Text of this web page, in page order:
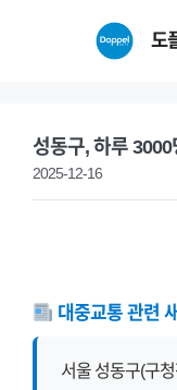
도
성동구, 하루
2025-12-16
대중교통 관련
서울 성동구(구